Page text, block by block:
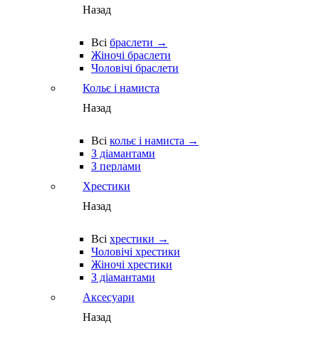
Назад
Всі браслети →
Жіночі браслети
Чоловічі браслети
Кольє і намиста
Назад
Всі кольє і намиста →
З діамантами
З перлами
Хрестики
Назад
Всі хрестики →
Чоловічі хрестики
Жіночі хрестики
З діамантами
Аксесуари
Назад